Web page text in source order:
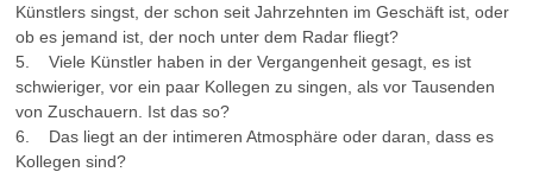
Künstlers singst, der schon seit Jahrzehnten im Geschäft ist, oder
ob es jemand ist, der noch unter dem Radar fliegt?
5. Viele Künstler haben in der Vergangenheit gesagt, es ist
schwieriger, vor ein paar Kollegen zu singen, als vor Tausenden
von Zuschauern. Ist das so?
6. Das liegt an der intimeren Atmosphäre oder daran, dass es
Kollegen sind?